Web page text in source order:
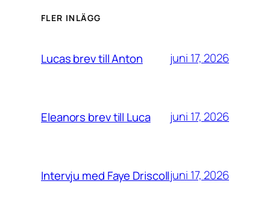
FLER INLÄGG
Lucas brev till Anton juni 17, 2026
Eleanors brev till Luca juni 17, 2026
Intervju med Faye Driscolljuni 17, 2026